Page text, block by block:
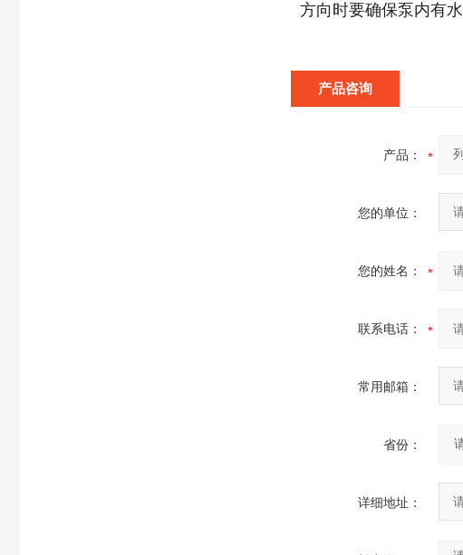
方向时要确保泵内有
产品咨询
产品：
您的单位：
您的姓名：
联系电话：
常用邮箱：
省份：
详细地址：